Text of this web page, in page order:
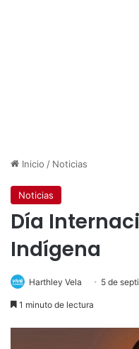
Inicio / Noticias
Noticias
Día
Indígena
Harthley Vela 5 de
1 minuto de lectura